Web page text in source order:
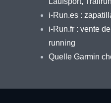
i-Run.es :
i-Run.fr : vente
running
Quelle Garmin